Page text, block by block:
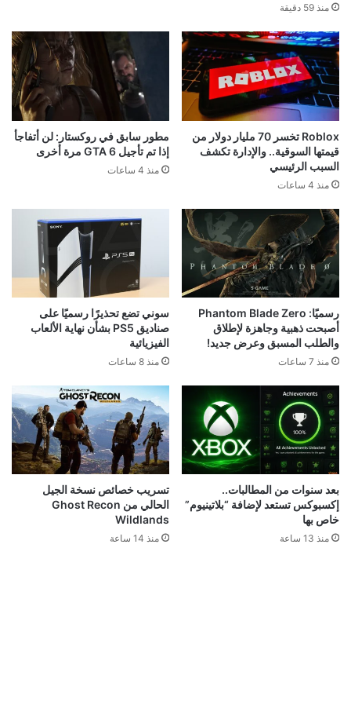
منذ 59 دقيقة
Roblox تخسر 70 مليار دولار من
قيمتها السوقية.. والإدارة تكشف
السبب الرئيسي
منذ 4 ساعات
مطور سابق في روكستار: لن أتفاجأ
إذا تم تأجيل GTA 6 مرة أخرى
منذ 4 ساعات
رسميًا: Phantom Blade Zero
أصبحت ذهبية وجاهزة لإطلاق
والطلب المسبق وعرض جديد!
منذ 7 ساعات
سوني تضع تحذيرًا رسميًا على
صناديق PS5 بشأن نهاية الألعاب
الفيزيائية
منذ 8 ساعات
بعد سنوات من المطالبات..
إكسبوكس تستعد لإضافة “بلاتينيوم”
خاص بها
منذ 13 ساعة
تسريب خصائص نسخة الجيل
الحالي من Ghost Recon
Wildlands
منذ 14 ساعة